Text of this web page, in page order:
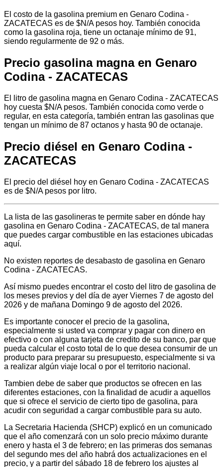
El costo de la gasolina premium en Genaro Codina -
ZACATECAS es de $N/A pesos hoy. También conocida
como la gasolina roja, tiene un octanaje mínimo de 91,
siendo regularmente de 92 o más.
Precio gasolina magna en Genaro
Codina - ZACATECAS
El litro de gasolina magna en Genaro Codina - ZACATECAS
hoy cuesta $N/A pesos. También conocida como verde o
regular, en esta categoría, también entran las gasolinas que
tengan un mínimo de 87 octanos y hasta 90 de octanaje.
Precio diésel en Genaro Codina -
ZACATECAS
El precio del diésel hoy en Genaro Codina - ZACATECAS
es de $N/A pesos por litro.
La lista de las gasolineras te permite saber en dónde hay
gasolina en Genaro Codina - ZACATECAS, de tal manera
que puedes cargar combustible en las estaciones ubicadas
aquí.
No existen reportes de desabasto de gasolina en Genaro
Codina - ZACATECAS.
Así mismo puedes encontrar el costo del litro de gasolina de
los meses previos y del día de ayer Viernes 7 de agosto del
2026 y de mañana Domingo 9 de agosto del 2026.
Es importante conocer el precio de la gasolina,
especialmente si usted va comprar y pagar con dinero en
efectivo o con alguna tarjeta de credito de su banco, par que
pueda calcular el costo total de lo que desea consumir de un
producto para preparar su presupuesto, especialmente si va
a realizar algún viaje local o por el territorio nacional.
Tambien debe de saber que productos se ofrecen en las
diferentes estaciones, con la finalidad de acudir a aquellos
que si ofrece el servicio de cierto tipo de gasolina, para
acudir con seguridad a cargar combustible para su auto.
La Secretaria Hacienda (SHCP) explicó en un comunicado
que el año comenzará con un solo precio máximo durante
enero y hasta el 3 de febrero; en las primeras dos semanas
del segundo mes del año habrá dos actualizaciones en el
precio, y a partir del sábado 18 de febrero los ajustes al